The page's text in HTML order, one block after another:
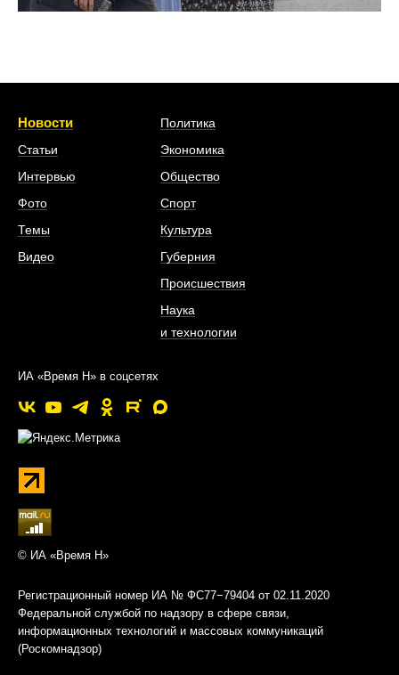
Новости
Статьи
Интервью
Фото
Темы
Видео
Политика
Экономика
Общество
Спорт
Культура
Губерния
Происшествия
Наука
и технологии
ИА «Время Н» в соцсетях
© ИА «Время Н»
Регистрационный номер ИА № ФС77−79404 от 02.11.2020
Федеральной службой по надзору в сфере связи,
информационных технологий и массовых коммуникаций
(Роскомнадзор)